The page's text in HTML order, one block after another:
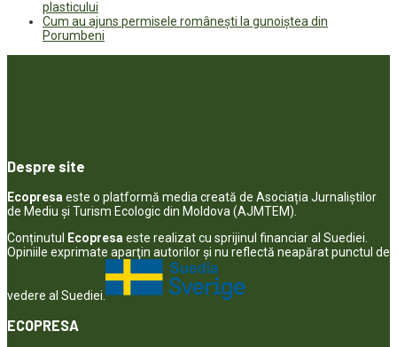
plasticului
Cum au ajuns permisele românești la gunoiștea din
Porumbeni
Despre site
Ecopresa este o platformă media creată de Asociația Jurnaliștilor
de Mediu și Turism Ecologic din Moldova (AJMTEM).
Conținutul Ecopresa este realizat cu sprijinul financiar al Suediei.
Opiniile exprimate aparţin autorilor şi nu reflectă neapărat punctul de
vedere al Suediei.
ECOPRESA